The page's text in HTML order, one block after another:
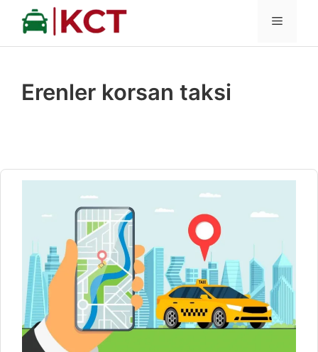
İçeriğe
MENÜ
Erenler korsan taksi